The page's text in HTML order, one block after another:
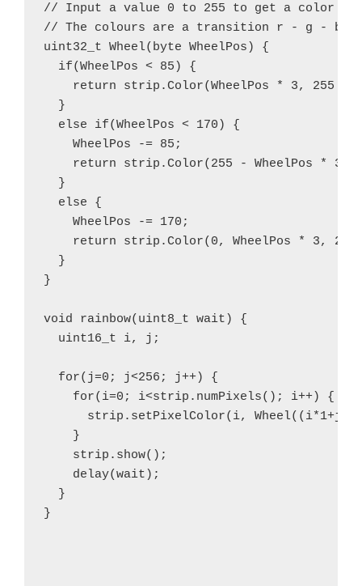
// Input a value 0 to 255 to get a color
// The colours are a transition r - g - b -
uint32_t Wheel(byte WheelPos) {
  if(WheelPos < 85) {
return strip.Color(WheelPos * 3, 255 -
  }
  else if(WheelPos < 170) {
    WheelPos -= 85;
return strip.Color(255 - WheelPos * 3,
  }
  else {
    WheelPos -= 170;
return strip.Color(0, WheelPos * 3, 255
  }
}
void rainbow(uint8_t wait) {
  uint16_t i, j;
  for(j=0; j<256; j++) {
    for(i=0; i<strip.numPixels(); i++) {
strip.setPixelColor(i, Wheel((i*1+j)
    }
    strip.show();
    delay(wait);
  }
}